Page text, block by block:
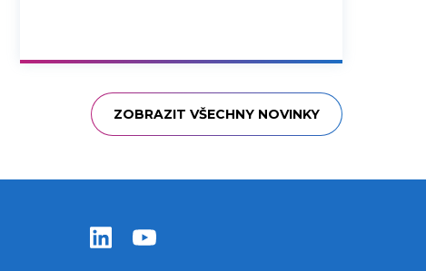
ZOBRAZIT VŠECHNY NOVINKY
Zentiva LinkedIn
Zentiva YouTube